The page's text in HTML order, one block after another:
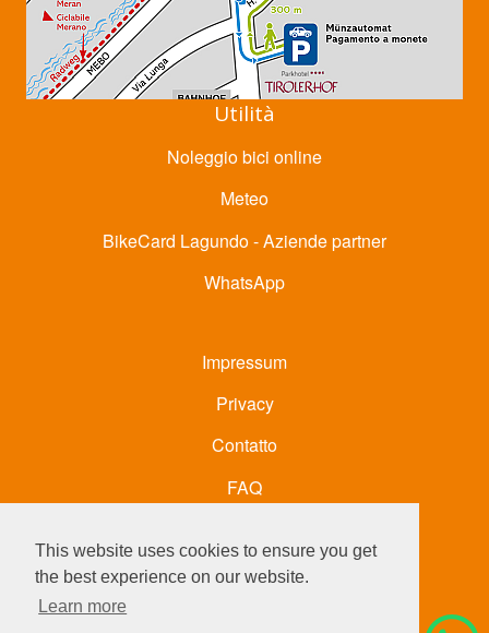
This website uses cookies to ensure you get
the best experience on our website.
Learn more
Utilità
Noleggio bici online
Meteo
BikeCard Lagundo - Aziende partner
WhatsApp
Impressum
Privacy
Contatto
FAQ